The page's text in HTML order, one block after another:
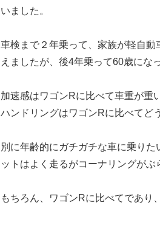
いました。
車検まで２年乗って、家族が軽自
えましたが、後4年乗って60歳にな
加速感はワゴンRに比べて車重が重
ハンドリングはワゴンRに比べてど
別に年齢的にガチガチな車に乗り
ットはよく走るがコーナリングがぶ
もちろん、ワゴンRに比べてであり